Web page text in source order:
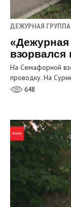
ДЕЖУРНАЯ ГРУППА
«Дежурная
На Семафорной
проводку. На
648